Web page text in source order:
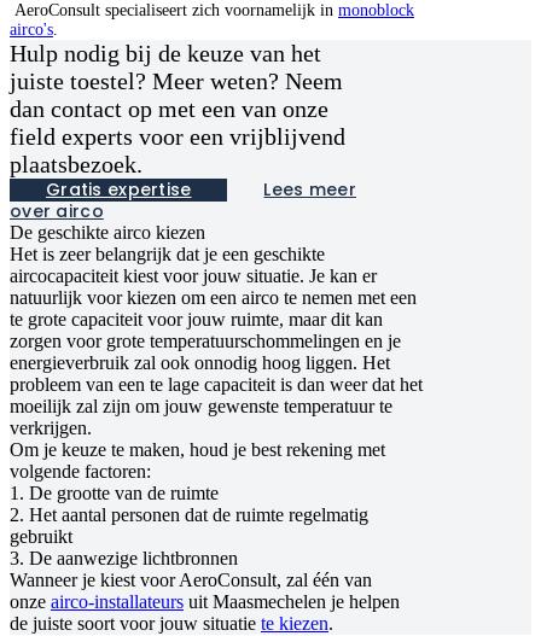
AeroConsult specialiseert zich voornamelijk in monoblock
airco's.
Hulp nodig bij de keuze van het
juiste toestel? Meer weten? Neem
dan contact op met een van onze
field experts voor een vrijblijvend
plaatsbezoek.
Gratis expertise
Lees meer
over airco
De geschikte airco kiezen
Het is zeer belangrijk dat je een geschikte
aircocapaciteit kiest voor jouw situatie. Je kan er
natuurlijk voor kiezen om een airco te nemen met een
te grote capaciteit voor jouw ruimte, maar dit kan
zorgen voor grote temperatuurschommelingen en je
energieverbruik zal ook onnodig hoog liggen. Het
probleem van een te lage capaciteit is dan weer dat het
moeilijk zal zijn om jouw gewenste temperatuur te
verkrijgen.
Om je keuze te maken, houd je best rekening met
volgende factoren:
1. De grootte van de ruimte
2. Het aantal personen dat de ruimte regelmatig
gebruikt
3. De aanwezige lichtbronnen
Wanneer je kiest voor AeroConsult, zal één van
onze airco-installateurs uit Maasmechelen je helpen
de juiste soort voor jouw situatie te kiezen.